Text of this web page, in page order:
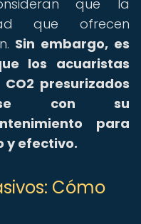
que la
que ofrecen
Sin embargo, es
los acuaristas
presurizados
con su
para
y efectivo.
Cómo